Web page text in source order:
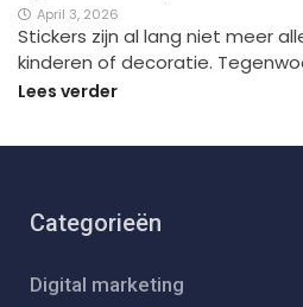
April 3, 2026
Stickers zijn al lang niet meer
kinderen of decoratie.
Lees verder
Categorieën
Digital marketing